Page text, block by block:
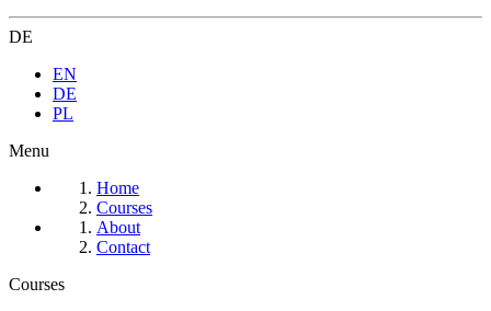
DE
EN
DE
PL
Menu
Home
Courses
About
Contact
Courses